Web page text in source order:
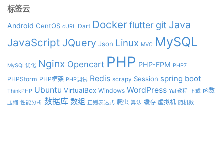
标签云
Android CentOS cURL Dart Dockerflutter git Java
JavaScript JQuery Json Linux MVC MySQL
MySQL优化 Nginx Opencart PHP PHP-FPM PHP7
PHPStorm PHP框架 PHP调试 Redis scrapy Session spring boot
ThinkPHP Ubuntu VirtualBox Windows WordPress Yaf教程 下载 函数
压缩 性能分析 数据库 数组 正则表达式 爬虫 算法 缓存 虚拟机 随机数